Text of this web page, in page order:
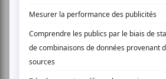
clownexpress.qc.ca